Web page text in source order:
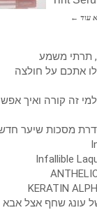
עוד ←
תרתי משמע
את הסוף: 46% יפסלו אתכם על חולצה
זה קורה ואיך
מסכות שיער
עונג שחף אצל אבא